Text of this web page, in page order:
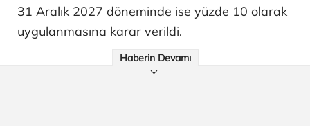
31 Aralık 2027 döneminde ise yüzde 10 olarak
uygulanmasına karar verildi.
Haberin Devamı